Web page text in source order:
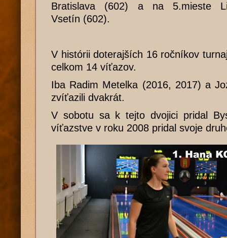
Bratislava (602) a na 5.mieste
Vsetín (602).
V histórii doterajších 16 ročníkov
celkom 14 víťazov.
Iba Radim Metelka (2016, 2017) a
zvíťazili dvakrát.
V sobotu sa k tejto dvojici pridal
víťazstve v roku 2008 pridal svoje